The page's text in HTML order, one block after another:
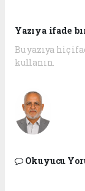
Yazıya ifade
Bu yazıya hiç
kullanın.
Okuyucu